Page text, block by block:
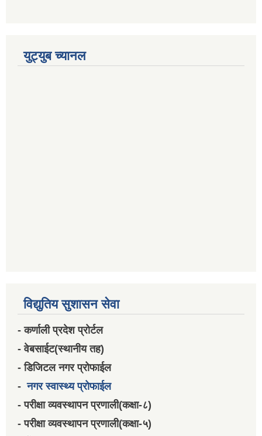
युट्युब च्यानल
विद्युतिय सुशासन सेवा
- कर्णाली प्रदेश प्रोर्टल
- वेबसाईट(स्थानीय तह)
- डिजिटल नगर प्रोफाईल
-नगर स्वास्थ्य प्रोफाईल
- परीक्षा व्यवस्थापन प्रणाली(कक्षा-८)
- परीक्षा व्यवस्थापन प्रणाली(कक्षा-५)